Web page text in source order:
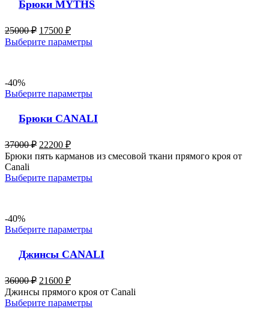
Брюки MYTHS
25000₽ 17500 ₽
Выберите параметры
-40%
Выберите параметры
Брюки CANALI
37000₽ 22200 ₽
Брюки пять карманов из смесовой ткани прямого кроя от
Canali
Выберите параметры
-40%
Выберите параметры
Джинсы CANALI
36000₽ 21600 ₽
Джинсы прямого кроя от Canali
Выберите параметры